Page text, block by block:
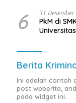
6 31
PkM di
Berita
Ini adalah contoh
post wpberita,
pada widget ini.